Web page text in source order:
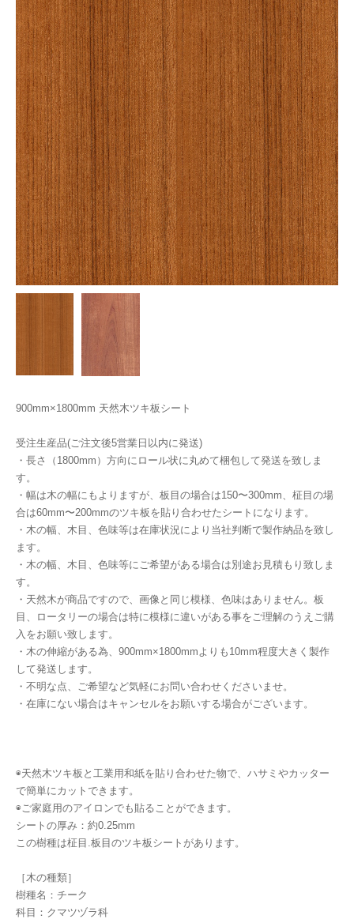
900mm×1800mm 天然木ツキ板シート
受注生産品(ご注文後5営業日以内に発送)
・長さ（1800mm）方向にロール状に丸めて梱包して発送を致しま
す。
・幅は木の幅にもよりますが、板目の場合は150〜300mm、柾目の場
合は60mm〜200mmのツキ板を貼り合わせたシートになります。
・木の幅、木目、色味等は在庫状況により当社判断で製作納品を致し
ます。
・木の幅、木目、色味等にご希望がある場合は別途お見積もり致しま
す。
・天然木が商品ですので、画像と同じ模様、色味はありません。板
目、ロータリーの場合は特に模様に違いがある事をご理解のうえご購
入をお願い致します。
・木の伸縮がある為、900mm×1800mmよりも10mm程度大きく製作
して発送します。
・不明な点、ご希望など気軽にお問い合わせくださいませ。
・在庫にない場合はキャンセルをお願いする場合がございます。
◉天然木ツキ板と工業用和紙を貼り合わせた物で、ハサミやカッター
で簡単にカットできます。
◉ご家庭用のアイロンでも貼ることができます。
シートの厚み：約0.25mm
この樹種は柾目.板目のツキ板シートがあります。
［木の種類］
樹種名：チーク
科目：クマツヅラ科